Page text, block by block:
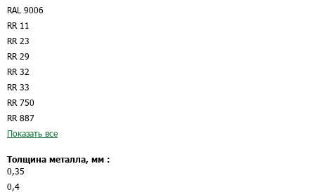
RAL 9006
RR 11
RR 23
RR 29
RR 32
RR 33
RR 750
RR 887
Показать все
Толщина металла, мм :
0,35
0,4